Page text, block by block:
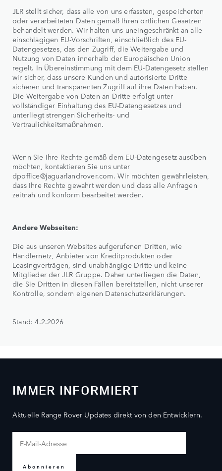
JLR stellt sicher, dass alle von uns erfassten, gespeicherten
oder verarbeiteten Daten gemäß Ihren örtlichen Gesetzen
behandelt werden. Wir halten uns uneingeschränkt an alle
einschlägigen EU-Vorschriften, einschließlich des EU-
Datengesetzes, das den Zugriff, die Weitergabe und
Nutzung von Daten innerhalb der Europäischen Union
regelt. In Übereinstimmung mit dem EU-Datengesetz stellen
wir sicher, dass unsere Kunden und autorisierte Dritte
sicheren und transparenten Zugriff auf ihre Daten haben.
Die Weitergabe von Daten an Dritte erfolgt unter
vollständiger Einhaltung des EU-Datengesetzes und
unterliegt strengen Sicherheits- und
Vertraulichkeitsmaßnahmen.
Wenn Sie Ihre Rechte gemäß dem EU-Datengesetz ausüben
möchten, kontaktieren Sie uns unter
dpoffice@jaguarlandrover.com. Wir möchten gewährleisten,
dass Ihre Rechte gewahrt werden und dass alle Anfragen
zeitnah und konform bearbeitet werden.
Andere Webseiten:
Die aus unseren Websites aufgerufenen Dritten, wie
Händlernetz, Anbieter von Kreditprodukten oder
Leasingverträgen, sind unabhängige Dritte und keine
Mitglieder der JLR Gruppe. Daher unterliegen die Daten,
die Sie Dritten in diesen Fällen bereitstellen, nicht unserer
Kontrolle, sondern eigenen Datenschutzerklärungen.
Stand: 4.2.2026
IMMER INFORMIERT
Aktuelle Range Rover Updates direkt von den Entwicklern.
Abonnieren